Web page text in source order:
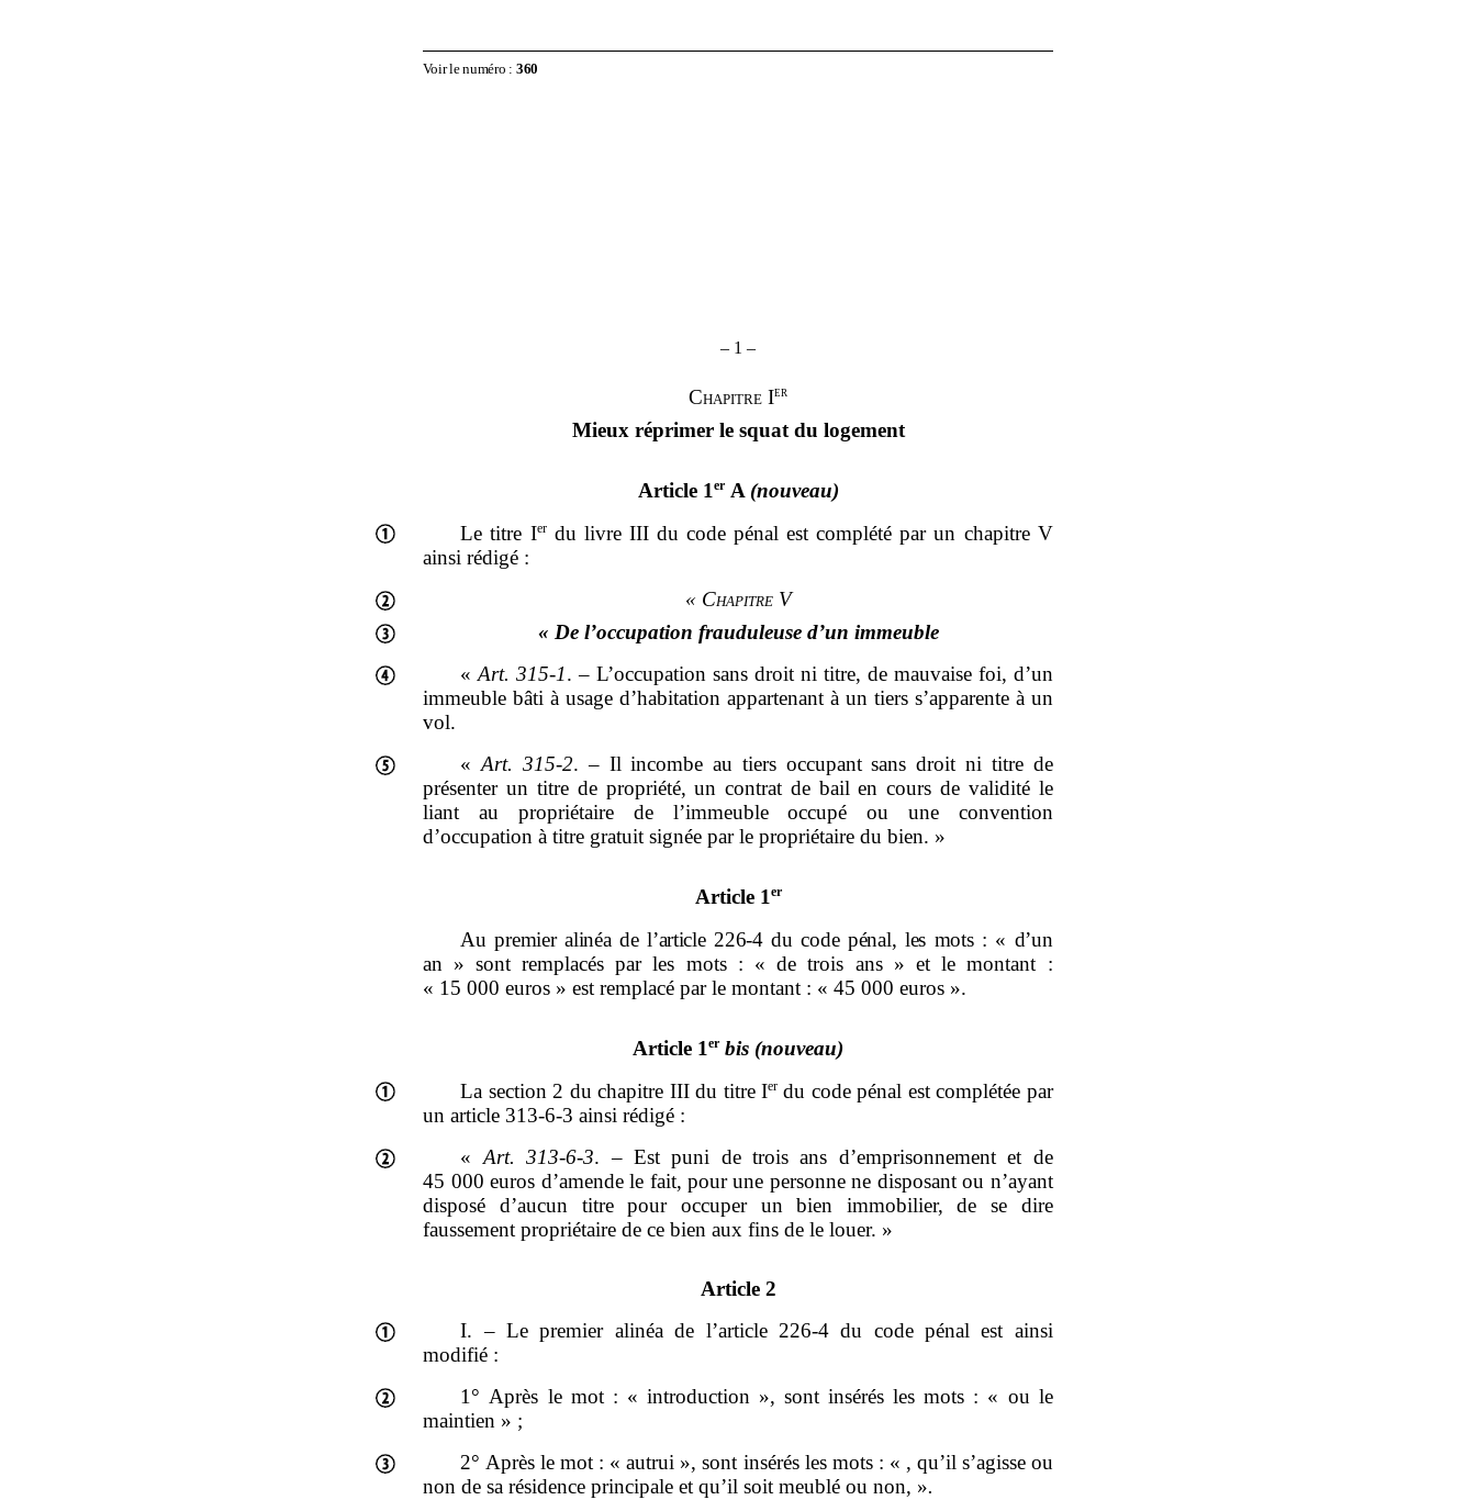
Voir le numéro : 360
– 1 –
Chapitre Ier
Mieux réprimer le squat du logement
Article 1erA (nouveau)
Le titre Ierdu livre III du code pénal est complété par un chapitre V
ainsi rédigé :
« Chapitre V
« De l’occupation frauduleuse d’un immeuble
«Art. 315‑1. – L’occupation sans droit ni titre, de mauvaise foi, d’un
immeuble bâti à usage d’habitation appartenant à un tiers s’apparente à un
vol.
«Art. 315-2. – Il incombe au tiers occupant sans droit ni titre de
présenter un titre de propriété, un contrat de bail en cours de validité le
liant au propriétaire de l’immeuble occupé ou une convention
d’occupation à titre gratuit signée par le propriétaire du bien. »
Article 1er
Au premier alinéa de l’article 226‑4 du code pénal, les mots : « d’un
an » sont remplacés par les mots : « de trois ans » et le montant :
« 15 000 euros » est remplacé par le montant : « 45 000 euros ».
Article 1 er bis (nouveau)
La section 2 du chapitre III du titre Ierdu code pénal est complétée par
un article 313‑6-3 ainsi rédigé :
« Art. 313‑6‑3. – Est puni de trois ans d’emprisonnement et de
45 000 euros d’amende le fait, pour une personne ne disposant ou n’ayant
disposé d’aucun titre pour occuper un bien immobilier, de se dire
faussement propriétaire de ce bien aux fins de le louer. »
Article 2
I. – Le premier alinéa de l’article 226‑4 du code pénal est ainsi
modifié :
1° Après le mot : « introduction », sont insérés les mots : « ou le
maintien » ;
2° Après le mot : « autrui », sont insérés les mots : « , qu’il s’agisse ou
non de sa résidence principale et qu’il soit meublé ou non, ».